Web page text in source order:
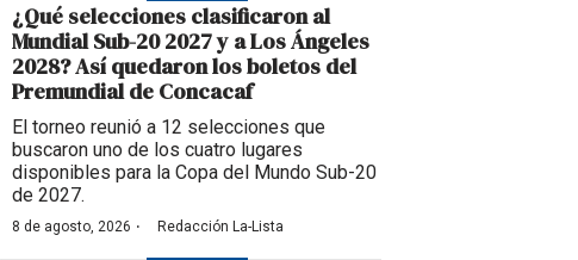
¿Qué selecciones clasificaron al
Mundial Sub-20 2027 y a Los Ángeles
2028? Así quedaron los boletos del
Premundial de Concacaf
El torneo reunió a 12 selecciones que
buscaron uno de los cuatro lugares
disponibles para la Copa del Mundo Sub-20
de 2027.
8 de agosto, 2026 · Redacción La-Lista